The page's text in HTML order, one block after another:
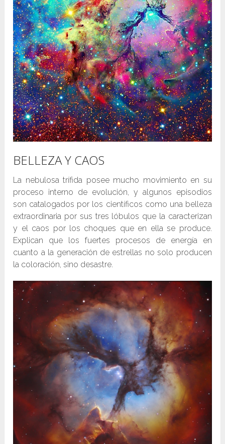
BELLEZA Y CAOS
La nebulosa trífida posee mucho movimiento en su
proceso interno de evolución, y algunos episodios
son catalogados por los científicos como una belleza
extraordinaria por sus tres lóbulos que la caracterizan
y el caos por los choques que en ella se produce.
Explican que los fuertes procesos de energía en
cuanto a la generación de estrellas no solo producen
la coloración, sino desastre.